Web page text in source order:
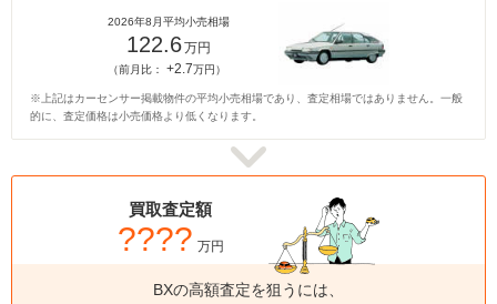
2026年8月平均小売相場
122.6万円
（前月比： +2.7万円）
※上記はカーセンサー掲載物件の平均小売相場であり、査定相場ではありません。一般
的に、査定価格は小売価格より低くなります。
買取査定額
???? 万円
BXの高額査定を狙うには、